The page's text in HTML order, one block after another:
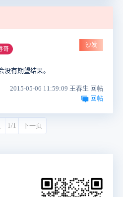
哥
沙发
没有期望结果。
2015-05-06 11:59:09 王春生 回帖
回帖
1/1 下一页